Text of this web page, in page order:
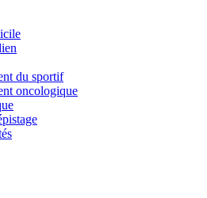
du sportif
oncologique